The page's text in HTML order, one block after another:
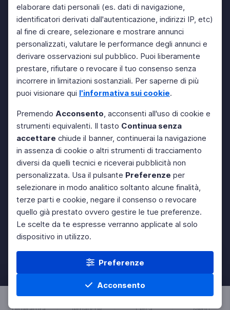
elaborare dati personali (es. dati di navigazione,
identificatori derivati dall'autenticazione, indirizzi IP, etc)
al fine di creare, selezionare e mostrare annunci
personalizzati, valutare le performance degli annunci e
derivare osservazioni sul pubblico. Puoi liberamente
prestare, rifiutare o revocare il tuo consenso senza
incorrere in limitazioni sostanziali. Per saperne di più
puoi visionare qui l'informativa sui cookie.
Premendo Acconsento, acconsenti all'uso di cookie e
strumenti equivalenti. Il tasto Continua senza
accettare chiude il banner, continuerai la navigazione
in assenza di cookie o altri strumenti di tracciamento
diversi da quelli tecnici e riceverai pubblicità non
personalizzata. Usa il pulsante Preferenze per
selezionare in modo analitico soltanto alcune finalità,
terze parti e cookie, negare il consenso o revocare
quello già prestato ovvero gestire le tue preferenze.
Le scelte da te espresse verranno applicate al solo
dispositivo in utilizzo.
Preferenze
Acconsento